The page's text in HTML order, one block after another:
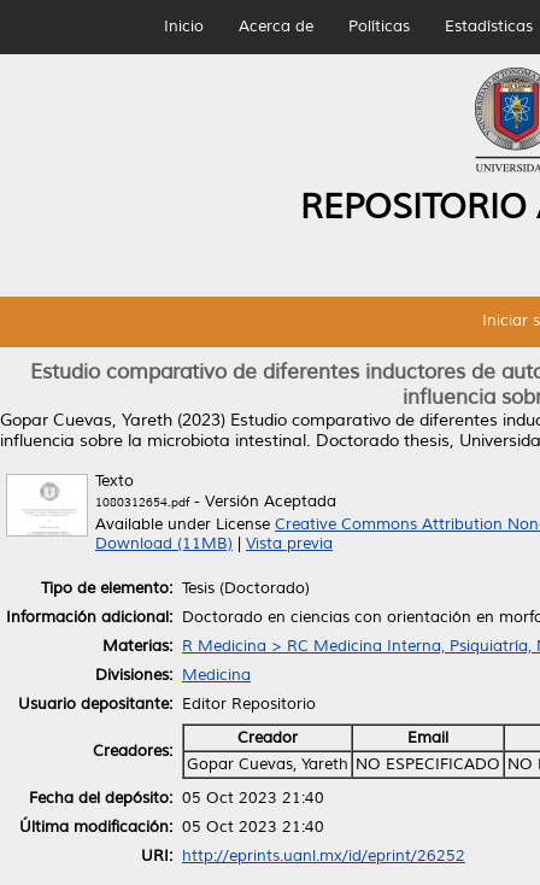
Inicio Acerca de Políticas Estadísticas
Iniciar
Estudio comparativo de diferentes inductores de
influencia
Gopar Cuevas, Yareth (2023) Estudio comparativo de diferentes
influencia sobre la microbiota intestinal. Doctorado thesis,
Texto
1080312654.pdf- Versión Aceptada
Available under License Creative Commons Attribution
Download (11MB)
Vista previa
Tipo de elemento: Tesis (Doctorado)
Información adicional: Doctorado en ciencias con orientación en
Materias: R Medicina > RC Medicina Interna, Psiquiatría,
Divisiones: Medicina
Usuario depositante: Editor Repositorio
Creadores:
Creador
Email
Gopar Cuevas, Yareth NO ESPECIFICADO NO
Fecha del depósito: 05 Oct 2023 21:40
Última modificación: 05 Oct 2023 21:40
URI: http://eprints.uanl.mx/id/eprint/26252